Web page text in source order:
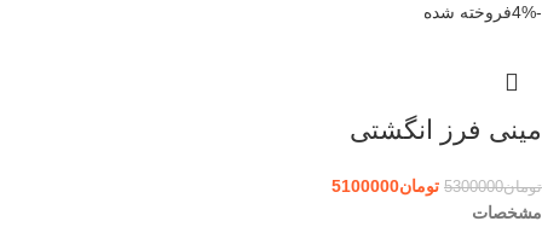
-4% فروخته شده
مینی فرز انگشتی
تومان5300000 تومان5100000
مشخصات